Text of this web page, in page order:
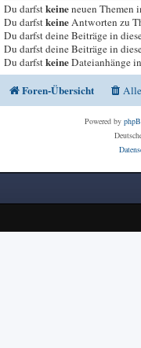
Du darfstkeineneuen Themen
Du darfstkeineAntworten zu
Du darfst deine Beiträge in
Du darfst deine Beiträge in
Du darfstkeineDateianhänge
Foren-Übersicht
Powered by